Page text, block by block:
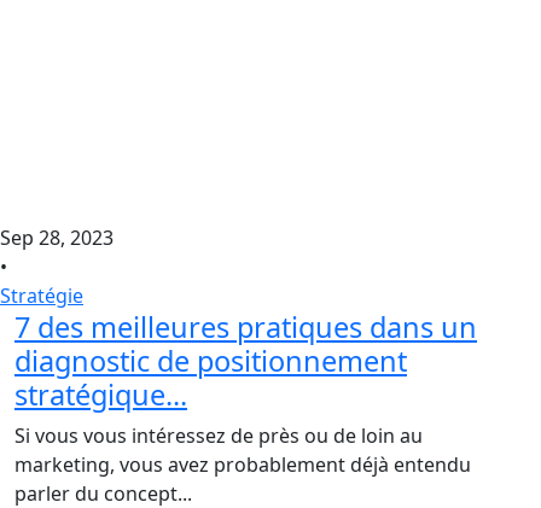
Sep 28, 2023
•
Stratégie
7 des meilleures pratiques dans un
diagnostic de positionnement
stratégique...
Si vous vous intéressez de près ou de loin au
marketing, vous avez probablement déjà entendu
parler du concept...